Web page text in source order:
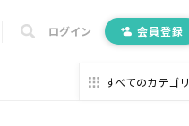
ログイン 会員登録
すべてのカテゴリ